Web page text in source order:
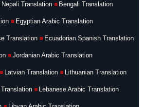
Nepali Translation Bengali Translation
Egyptian Arabic Translation
Translation Ecuadorian Spanish Translation
Jordanian Arabic Translation
Latvian Translation Lithuanian Translation
Lebanese Arabic Translation